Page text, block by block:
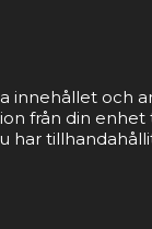
innehållet och
från din